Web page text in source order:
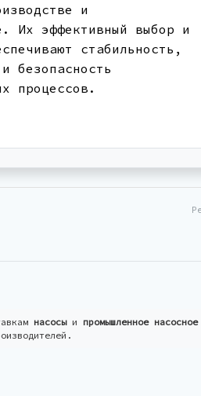
и
Их эффективный выбор и
стабильность,
безопасность
процессов.
насосыи промышленное насосное